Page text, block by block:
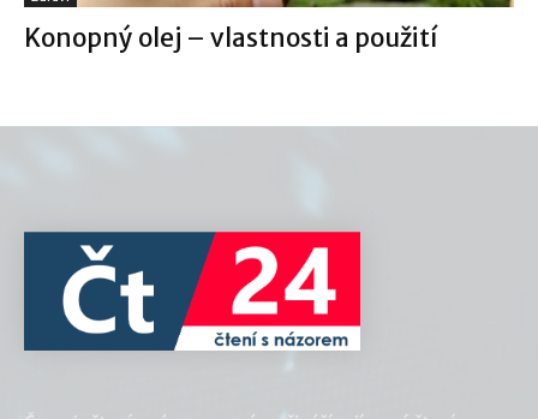
Konopný olej – vlastnosti a použití